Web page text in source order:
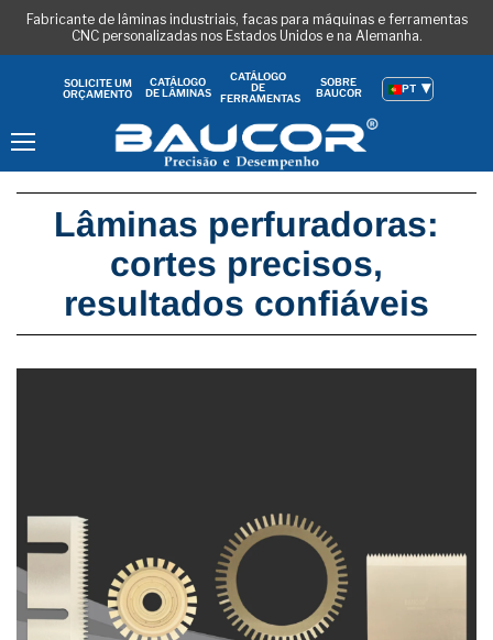
Fabricante de lâminas industriais, facas para máquinas e ferramentas
CNC personalizadas nos Estados Unidos e na Alemanha.
SOLICITE UM
ORÇAMENTO
CATÁLOGO
DE LÂMINAS
CATÁLOGO
DE
FERRAMENTAS
SOBRE
BAUCOR
PT
Lâminas perfuradoras:
cortes precisos,
resultados confiáveis